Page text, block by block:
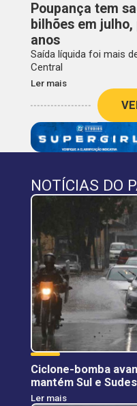
Poupança tem
bilhões em
anos
Saída líquida foi mais
Central
Ler mais
NOTÍCIAS DO
Ciclone-bomba
mantém Sul e
Ler mais